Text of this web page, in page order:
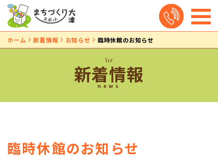
ホーム 新着情報 お知らせ 臨時休館のお知らせ
新着情報
news
臨時休館のお知らせ